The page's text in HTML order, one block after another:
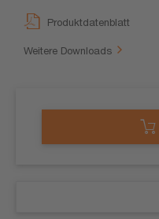
Produktdatenblatt
Weitere Downloads